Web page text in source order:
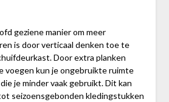
geziene manier om meer
is door verticaal denken toe te
Door extra planken
voegen kun je ongebruikte ruimte
je minder vaak gebruikt. Dit kan
seizoensgebonden kledingstukken